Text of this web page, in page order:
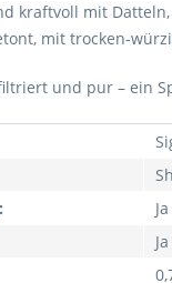
kraftvoll mit
mit trocken-
und pur – ein
Ja
Ja